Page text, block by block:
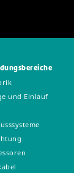
und Einlauf